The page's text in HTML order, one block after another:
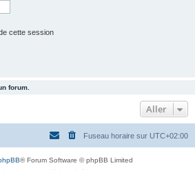
cette session
forum.
Aller
Fuseau horaire sur UTC+02:00
® Forum Software © phpBB Limited